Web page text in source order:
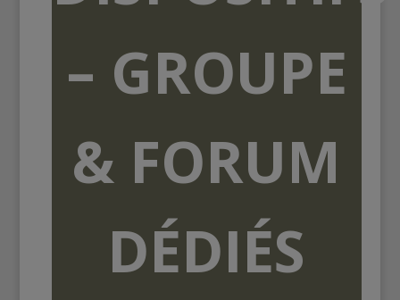
– GROUPE
& FORUM
DÉDIÉS